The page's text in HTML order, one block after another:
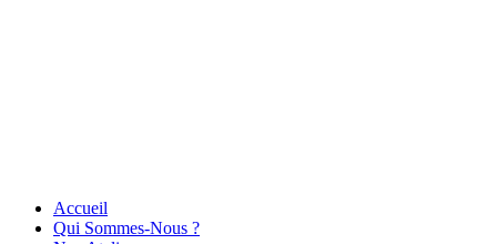
Accueil
Qui Sommes-Nous ?